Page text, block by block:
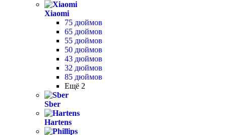
Xiaomi
75 дюймов
65 дюймов
55 дюймов
50 дюймов
43 дюймов
32 дюймов
85 дюймов
Ещё 2
Sber
Hartens